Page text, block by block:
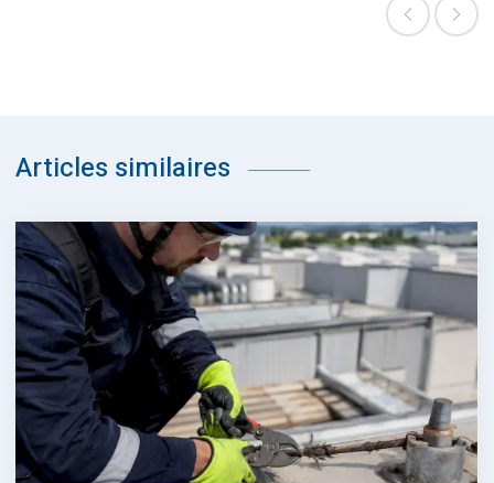
Articles similaires